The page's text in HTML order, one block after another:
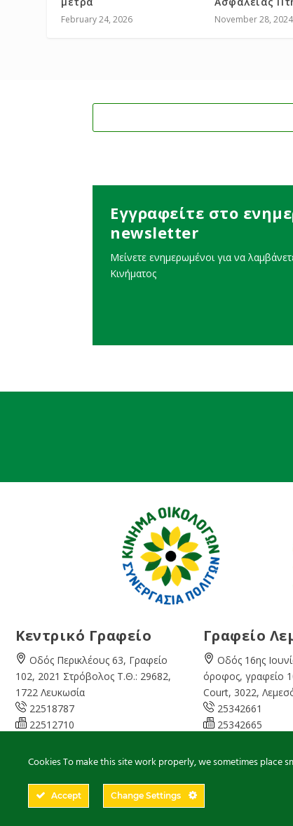
February 24, 2026 November 28, 2024
Εγγραφείτε στο
newsletter
Μείνετε ενημερωμένοι για να
Κινήματος
Κεντρικό Γραφείο
Οδός Περικλέους 63, Γραφείο
102, 2021 Στρόβολος Τ.Θ.: 29682,
1722 Λευκωσία
22518787
22512710
info@cyprusgreens.org
Γραφείο
Οδός 16ης
όροφος, γραφείο
Court, 3022,
25342661
25342665
limassol@
Cookies To make this site work properly, we sometimes place
Accept Change Settings